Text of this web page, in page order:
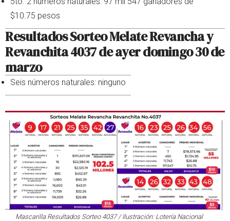
$10.75 pesos
Resultados Sorteo Melate Revancha y
Revanchita 4037 de ayer domingo 30 de
marzo
Seis números naturales: ninguno
Mascarilla Resultados Sorteo 4037 / Ilustración: Lotería Nacional